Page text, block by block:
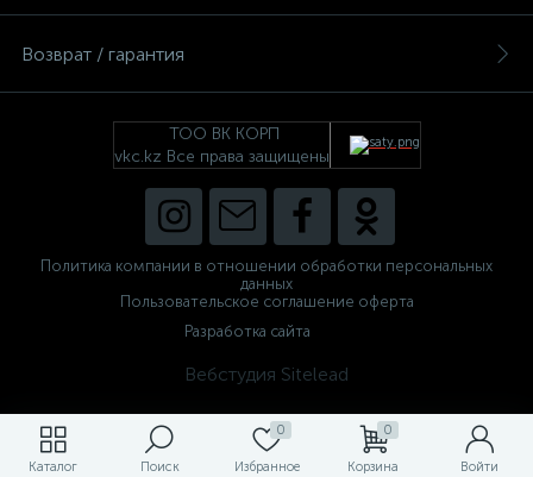
Каталог Поиск
0
Избранное
0
Корзина Войти
Возврат / гарантия
ТОО ВК КОРП
vkc.kz Все права защищены
Политика компании в отношении обработки персональных
данных
Пользовательское соглашение оферта
Разработка сайта
Вебстудия Sitelead